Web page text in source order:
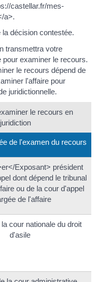
castellar.fr/mes-
a>.
décision contestée.
transmettra votre
examiner le recours.
le recours dépend de
l'affaire pour
juridictionnelle.
le recours en
de l'examen du recours
Exposant> président
dont dépend le tribunal
ou de la cour d'appel
de l'affaire
cour nationale du droit
d'asile